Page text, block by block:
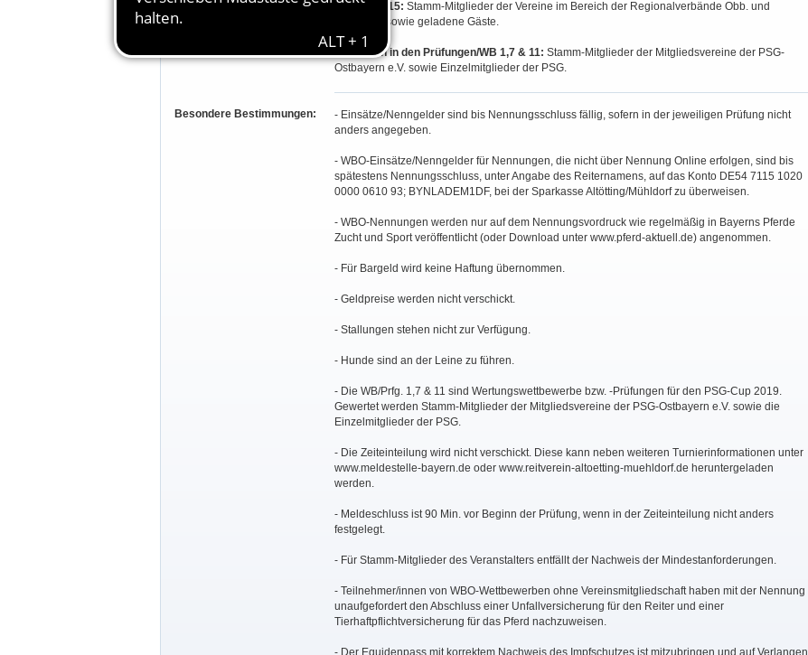
Prüfung 3-15: Stamm-Mitglieder der Vereine im Bereich der Regionalverbände Obb. und
Ndb./Opf., sowie geladene Gäste.
Zusätzlich in den Prüfungen/WB 1,7 & 11: Stamm-Mitglieder der Mitgliedsvereine der PSG-
Ostbayern e.V. sowie Einzelmitglieder der PSG.
Besondere Bestimmungen:
- Einsätze/Nenngelder sind bis Nennungsschluss fällig, sofern in der jeweiligen Prüfung nicht
anders angegeben.
- WBO-Einsätze/Nenngelder für Nennungen, die nicht über Nennung Online erfolgen, sind bis
spätestens Nennungsschluss, unter Angabe des Reiternamens, auf das Konto DE54 7115 1020
0000 0610 93; BYNLADEM1DF, bei der Sparkasse Altötting/Mühldorf zu überweisen.
- WBO-Nennungen werden nur auf dem Nennungsvordruck wie regelmäßig in Bayerns Pferde
Zucht und Sport veröffentlicht (oder Download unter www.pferd-aktuell.de) angenommen.
- Für Bargeld wird keine Haftung übernommen.
- Geldpreise werden nicht verschickt.
- Stallungen stehen nicht zur Verfügung.
- Hunde sind an der Leine zu führen.
- Die WB/Prfg. 1,7 & 11 sind Wertungswettbewerbe bzw. -Prüfungen für den PSG-Cup 2019.
Gewertet werden Stamm-Mitglieder der Mitgliedsvereine der PSG-Ostbayern e.V. sowie die
Einzelmitglieder der PSG.
- Die Zeiteinteilung wird nicht verschickt. Diese kann neben weiteren Turnierinformationen unter
www.meldestelle-bayern.de oder www.reitverein-altoetting-muehldorf.de heruntergeladen
werden.
- Meldeschluss ist 90 Min. vor Beginn der Prüfung, wenn in der Zeiteinteilung nicht anders
festgelegt.
- Für Stamm-Mitglieder des Veranstalters entfällt der Nachweis der Mindestanforderungen.
- Teilnehmer/innen von WBO-Wettbewerben ohne Vereinsmitgliedschaft haben mit der Nennung
unaufgefordert den Abschluss einer Unfallversicherung für den Reiter und einer
Tierhaftpflichtversicherung für das Pferd nachzuweisen.
- Der Equidenpass mit korrektem Nachweis des Impfschutzes ist mitzubringen und auf Verlangen